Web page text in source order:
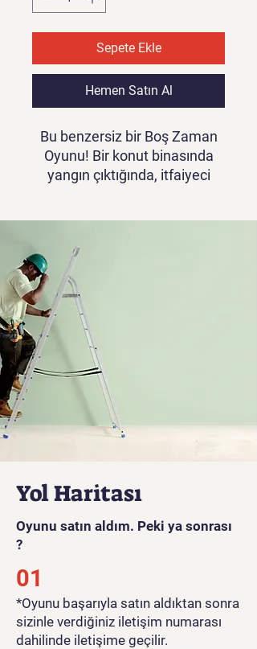
Sepete Ekle
Hemen Satın Al
Bu benzersiz bir Boş Zaman
Oyunu! Bir konut binasında
yangın çıktığında, itfaiyeci
pompa zayıf… Yangını
söndürmek ve insanları
kurtarabilmek için bunları
Oyun videosunu görmek için
tıklayınız
Yol Haritası
Oyunu satın aldım. Peki ya sonrası
?
01
*Oyunu başarıyla satın aldıktan sonra
sizinle verdiğiniz iletişim numarası
dahilinde iletişime geçilir.